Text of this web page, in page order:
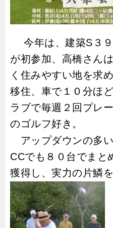
今年は、建築S ３
が初参加、高橋さん
く住みやすい地を求
移住、車で１０分ほ
ラブで毎週２回プレ
のゴルフ好き。
アップダウンの多
CCでも８０台でまと
獲得し、実力の片鱗